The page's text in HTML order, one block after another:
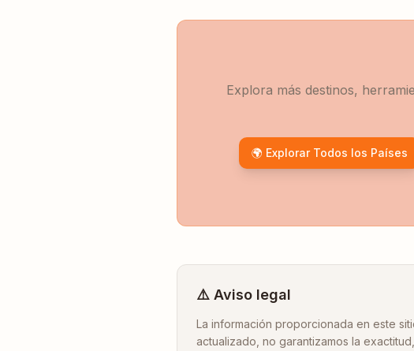
Explora más destinos,
🌍 Explorar Todos los Países
⚠️ Aviso legal
La información proporcionada en este
actualizado, no garantizamos la